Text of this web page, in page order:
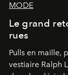
MODE
Le grand
rues
Pulls en maille,
vestiaire Ralph